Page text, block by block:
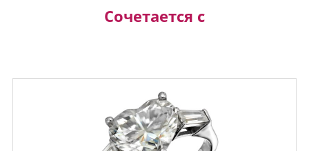
Сочетается с